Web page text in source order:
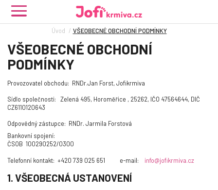
Úvod VŠEOBECNÉ OBCHODNÍ PODMÍNKY
VŠEOBECNÉ OBCHODNÍ
PODMÍNKY
Provozovatel obchodu: RNDr.Jan Forst, Jofikrmiva
Sídlo společnosti:
Zelená 495, Horoměřice , 25262, IČO 47564644, DIČ
CZ6110120643
Odpovědný zástupce: RNDr. Jarmila Forstová
Bankovní spojení:
ČSOB 100290252/0300
Telefonní kontakt: +420 739 025 651 e-mail: info@jofikrmiva.cz
1. VŠEOBECNÁ USTANOVENÍ